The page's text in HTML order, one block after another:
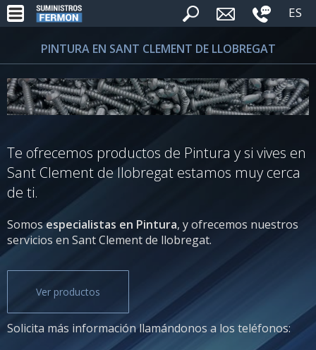
ES
PINTURA EN SANT CLEMENT DE LLOBREGAT
Te ofrecemos productos de Pintura y si vives en
Sant Clement de llobregat estamos muy cerca
de ti.
Somosespecialistas en Pintura, y ofrecemos nuestros
servicios en Sant Clement de llobregat.
Ver productos
Solicita más información llamándonos a los teléfonos: